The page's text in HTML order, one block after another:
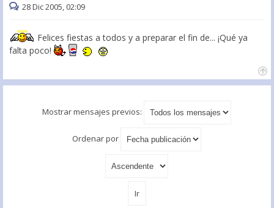
28 Dic 2005, 02:09
Felices fiestas a todos y a preparar el fin de... ¡Qué ya
falta poco!
Mostrar mensajes previos:
Ordenar por